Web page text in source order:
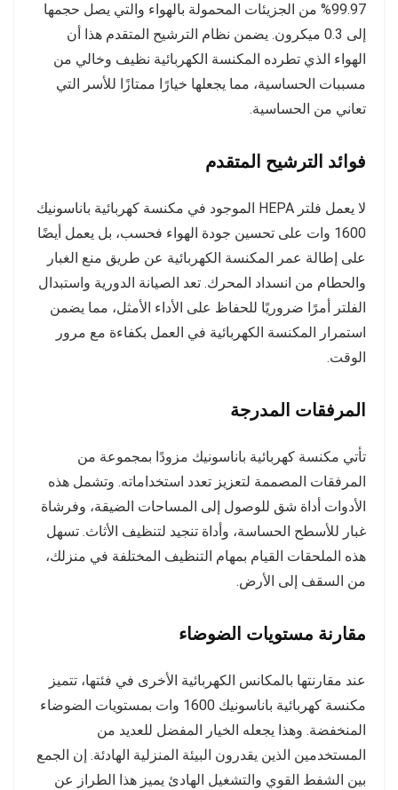
99.97% من الجزيئات المحمولة بالهواء والتي يصل حجمها
إلى 0.3 ميكرون. يضمن نظام الترشيح المتقدم هذا أن
الهواء الذي تطرده المكنسة الكهربائية نظيف وخالي من
مسببات الحساسية، مما يجعلها خيارًا ممتازًا للأسر التي
تعاني من الحساسية.
فوائد الترشيح المتقدم
لا يعمل فلتر HEPA الموجود في مكنسة كهربائية باناسونيك
1600 وات على تحسين جودة الهواء فحسب، بل يعمل أيضًا
على إطالة عمر المكنسة الكهربائية عن طريق منع الغبار
والحطام من انسداد المحرك. تعد الصيانة الدورية واستبدال
الفلتر أمرًا ضروريًا للحفاظ على الأداء الأمثل، مما يضمن
استمرار المكنسة الكهربائية في العمل بكفاءة مع مرور
الوقت.
المرفقات المدرجة
تأتي مكنسة كهربائية باناسونيك مزودًا بمجموعة من
المرفقات المصممة لتعزيز تعدد استخداماته. وتشمل هذه
الأدوات أداة شق للوصول إلى المساحات الضيقة، وفرشاة
غبار للأسطح الحساسة، وأداة تنجيد لتنظيف الأثاث. تسهل
هذه الملحقات القيام بمهام التنظيف المختلفة في منزلك،
من السقف إلى الأرض.
مقارنة مستويات الضوضاء
عند مقارنتها بالمكانس الكهربائية الأخرى في فئتها، تتميز
مكنسة كهربائية باناسونيك 1600 وات بمستويات الضوضاء
المنخفضة. وهذا يجعله الخيار المفضل للعديد من
المستخدمين الذين يقدرون البيئة المنزلية الهادئة. إن الجمع
بين الشفط القوي والتشغيل الهادئ يميز هذا الطراز عن